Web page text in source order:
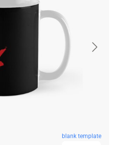
blank template